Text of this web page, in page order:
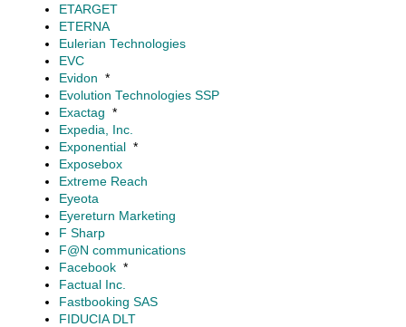
ETARGET
ETERNA
Eulerian Technologies
EVC
Evidon *
Evolution Technologies SSP
Exactag *
Expedia, Inc.
Exponential *
Exposebox
Extreme Reach
Eyeota
Eyereturn Marketing
F Sharp
F@N communications
Facebook *
Factual Inc.
Fastbooking SAS
FIDUCIA DLT